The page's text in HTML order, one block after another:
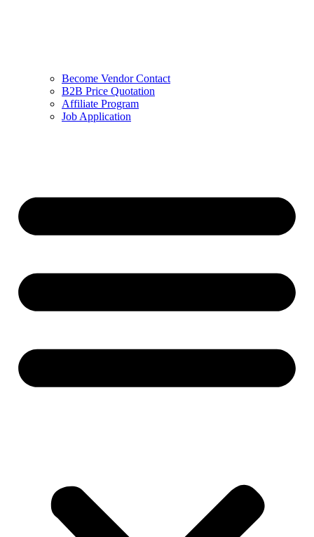
Become Vendor Contact
B2B Price Quotation
Affiliate Program
Job Application